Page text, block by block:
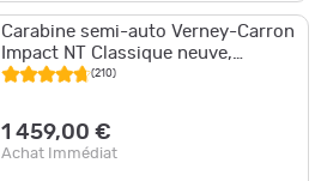
Carabine semi-auto Verney-Carron
Impact NT Classique neuve,
gaucher, calibre 30.06, sur
(210)
1 459,00 €
Achat Immédiat